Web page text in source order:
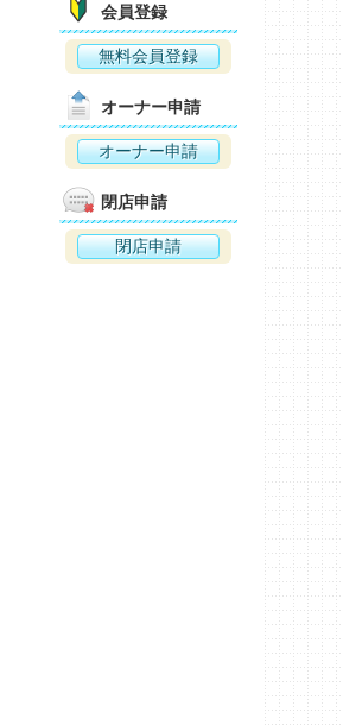
会員登録
無料会員登録
オーナー申請
オーナー申請
閉店申請
閉店申請